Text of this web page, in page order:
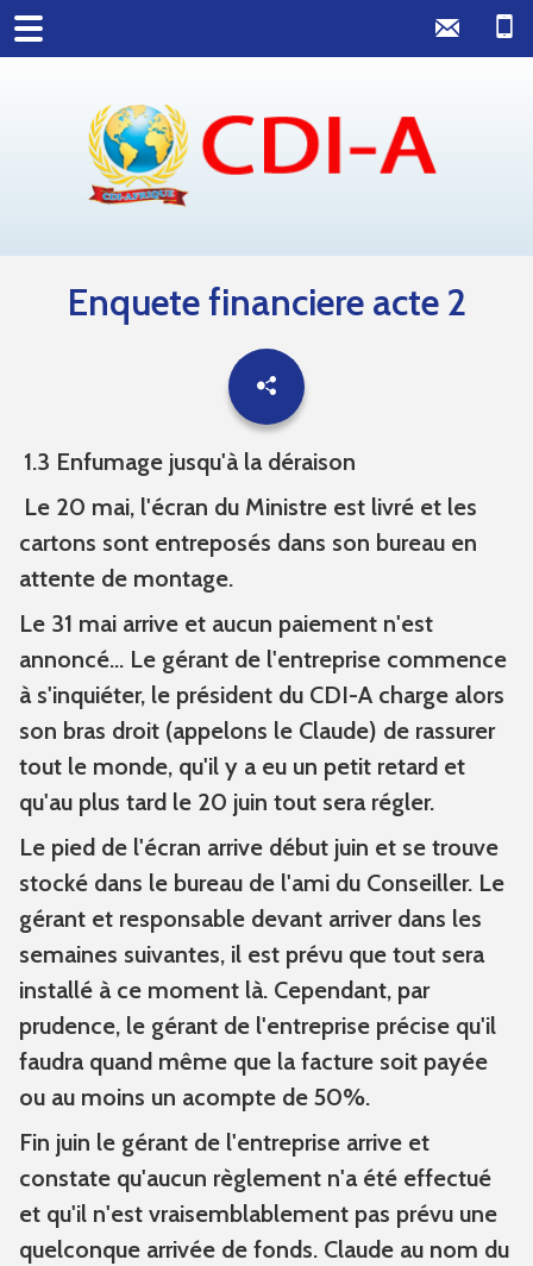
Enquete financiere acte 2
1.3 Enfumage jusqu'à la déraison
Le 20 mai, l'écran du Ministre est livré et les
cartons sont entreposés dans son bureau en
attente de montage.
Le 31 mai arrive et aucun paiement n'est
annoncé... Le gérant de l'entreprise commence
à s'inquiéter, le président du CDI-A charge alors
son bras droit (appelons le Claude) de rassurer
tout le monde, qu'il y a eu un petit retard et
qu'au plus tard le 20 juin tout sera régler.
Le pied de l'écran arrive début juin et se trouve
stocké dans le bureau de l'ami du Conseiller. Le
gérant et responsable devant arriver dans les
semaines suivantes, il est prévu que tout sera
installé à ce moment là. Cependant, par
prudence, le gérant de l'entreprise précise qu'il
faudra quand même que la facture soit payée
ou au moins un acompte de 50%.
Fin juin le gérant de l'entreprise arrive et
constate qu'aucun règlement n'a été effectué
et qu'il n'est vraisemblablement pas prévu une
quelconque arrivée de fonds. Claude au nom du